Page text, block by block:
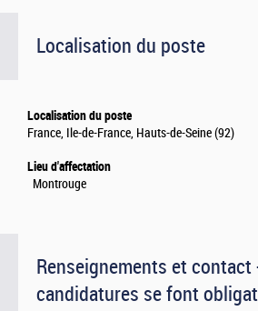
Localisation du poste
Localisation du poste
France, Ile-de-France, Hauts-de-Seine (92)
Lieu d'affectation
Montrouge
Renseignements et contact
candidatures se font